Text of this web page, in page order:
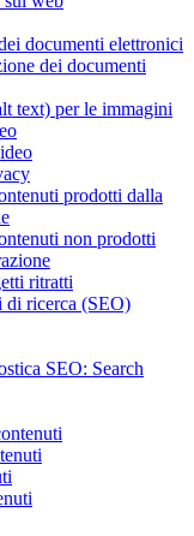
documenti elettronici
dei documenti
text) per le immagini
prodotti dalla
non prodotti
ritratti
di ricerca (SEO)
SEO: Search